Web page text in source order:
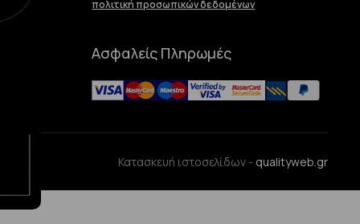
πολιτική προσωπικών δεδομένων
Ασφαλείς Πληρωμές
Κατασκευή ιστοσελίδων - qualityweb.gr